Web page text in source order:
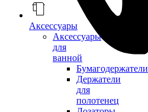
Аксессуары
Аксессуары
для
ванной
Бумагодержатели
Держатели
для
полотенец